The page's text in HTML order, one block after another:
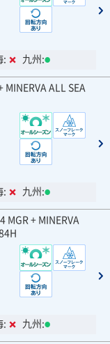
: 九州:
ALL SEA
: 九州:
+ MINERVA
: 九州: